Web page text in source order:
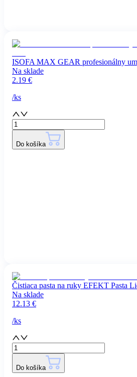
ISOFA MAX GEAR profesionálny
Na sklade
2.19 €
/ks
Do košíka
Čistiaca pasta na ruky EFEKT Pasta
Na sklade
12.13 €
/ks
Do košíka